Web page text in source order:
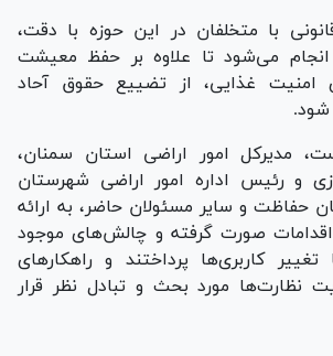
با متخلفان در این حوزه با دقت،
می‌شود تا علاوه بر حفظ معیشت
امنیت غذایی، از تضییع حقوق آحاد
شود.
مدیرکل امور اراضی استان سمنان،
و رئیس اداره امور اراضی شهرستان
حفاظت و سایر مسئولان حاضر، به ارائه
صورت گرفته و چالش‌های موجود
کاربری‌ها پرداختند و راهکار‌های
نظارت‌ها مورد بحث و تبادل نظر قرار